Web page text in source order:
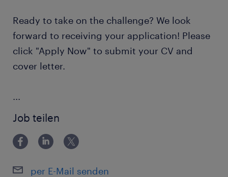
Ready to take on the challenge? We look
forward to receiving your application! Please
click "Apply Now" to submit your CV and
cover letter.
...
Job teilen
per E-Mail senden